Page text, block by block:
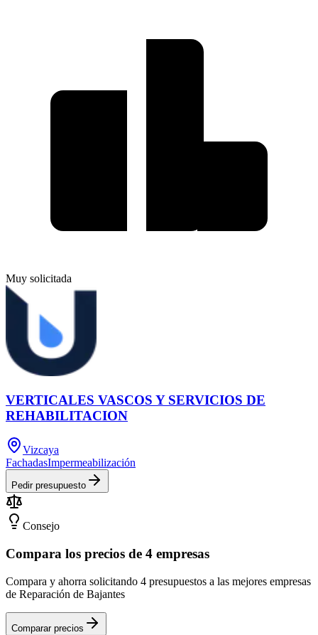
Muy solicitada
VERTICALES VASCOS Y SERVICIOS DE
REHABILITACION
Vizcaya
FachadasImpermeabilización
Pedir presupuesto
Consejo
Compara los precios de 4 empresas
Compara y ahorra solicitando 4 presupuestos a las mejores empresas
de Reparación de Bajantes
Comparar precios